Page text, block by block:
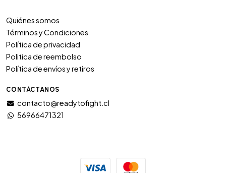
Quiénes somos
Términos y Condiciones
Política de privacidad
Politica de reembolso
Política de envíos y retiros
CONTÁCTANOS
contacto@readytofight.cl
56966471321